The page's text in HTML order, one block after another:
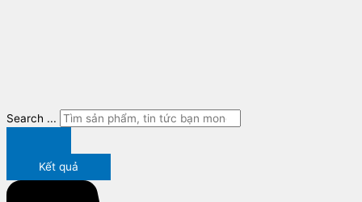
Search ...
Kết quả